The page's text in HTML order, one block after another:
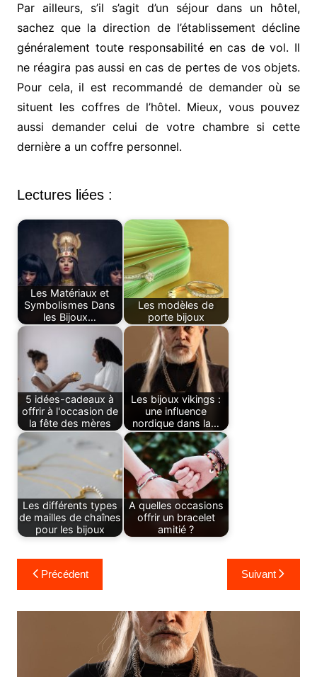
Par ailleurs, s’il s’agit d’un séjour dans un hôtel,
sachez que la direction de l’établissement décline
généralement toute responsabilité en cas de vol. Il
ne réagira pas aussi en cas de pertes de vos objets.
Pour cela, il est recommandé de demander où se
situent les coffres de l’hôtel. Mieux, vous pouvez
aussi demander celui de votre chambre si cette
dernière a un coffre personnel.
Lectures liées :
Les Matériaux et
Symbolismes Dans
les Bijoux…
Les modèles de
porte bijoux
5 idées-cadeaux à
offrir à l'occasion de
la fête des mères
Les bijoux vikings :
une influence
nordique dans la…
Les différents types
de mailles de chaînes
pour les bijoux
A quelles occasions
offrir un bracelet
amitié ?
Navigation
de
l’article
Précédent Suivant